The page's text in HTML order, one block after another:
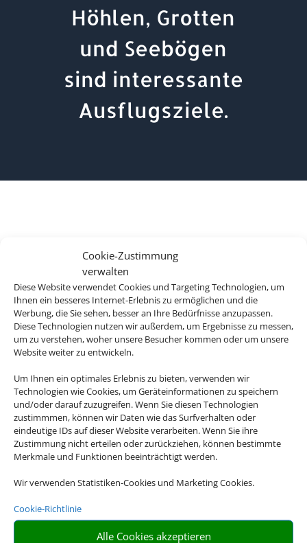
Cookie-Zustimmung
verwalten
Diese Website verwendet Cookies und Targeting Technologien, um
Ihnen ein besseres Internet-Erlebnis zu ermöglichen und die
Werbung, die Sie sehen, besser an Ihre Bedürfnisse anzupassen.
Diese Technologien nutzen wir außerdem, um Ergebnisse zu messen,
um zu verstehen, woher unsere Besucher kommen oder um unsere
Website weiter zu entwickeln.
Um Ihnen ein optimales Erlebnis zu bieten, verwenden wir
Technologien wie Cookies, um Geräteinformationen zu speichern
und/oder darauf zuzugreifen. Wenn Sie diesen Technologien
zustimmmen, können wir Daten wie das Surfverhalten oder
eindeutige IDs auf dieser Website verarbeiten. Wenn Sie ihre
Zustimmung nicht erteilen oder zurückziehen, können bestimmte
Merkmale und Funktionen beeinträchtigt werden.
Wir verwenden Statistiken-Cookies und Marketing Cookies.
Cookie-Richtlinie
Alle Cookies akzeptieren
Höhlen, Grotten
und Seebögen
sind interessante
Ausflugsziele.